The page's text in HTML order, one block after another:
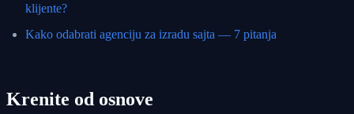
klijente?
Kako odabrati agenciju za izradu sajta — 7 pitanja
Krenite od osnove